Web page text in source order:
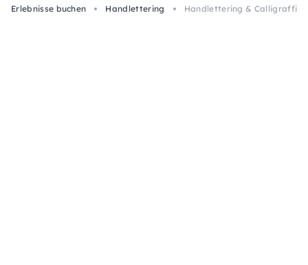
Erlebnisse buchen
Handlettering Handlettering & Calligraffiti